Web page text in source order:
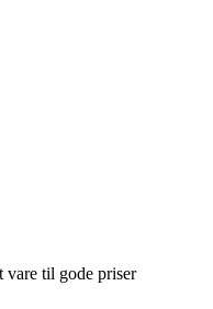
vare til gode priser